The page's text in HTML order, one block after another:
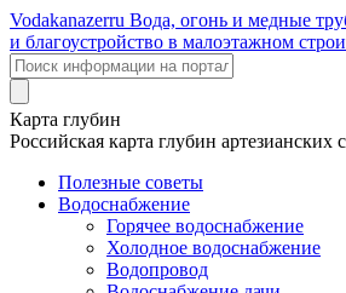
Vodakanazerru Вода, огонь и медные
и благоустройство в малоэтажном
Карта глубин
Российская карта глубин артезианских
Полезные советы
Водоснабжение
Горячее водоснабжение
Холодное водоснабжение
Водопровод